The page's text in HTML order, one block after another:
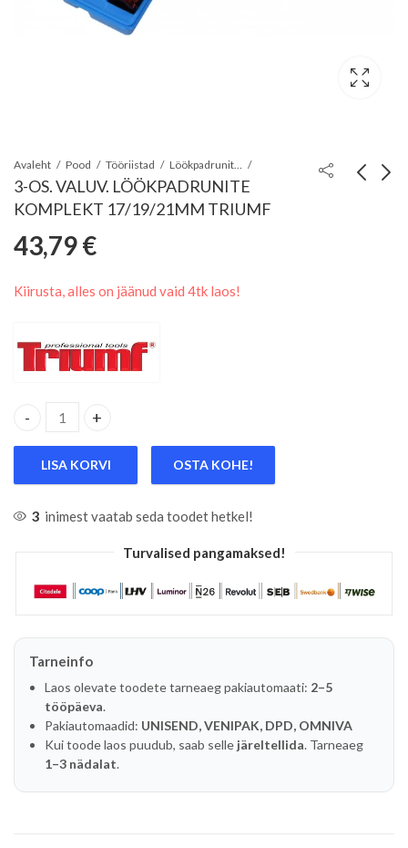
Avaleht Pood Tööriistad
3-OS. VALUV. LÖÖKPADRUNITE
KOMPLEKT 17/19/21MM TRIUMF
43,79€
Kiirusta, alles on jäänud vaid 4tk laos!
3-OS. VALUV. LÖÖKPADRUNITE KOMPLEKT 17/19/21MM
LISA KORVI OSTA KOHE!
3 inimest vaatab seda toodet hetkel!
Turvalised pangamaksed!
Tarneinfo
Laos olevate toodete tarneaeg pakiautomaati: 2–5
tööpäeva.
Pakiautomaadid: UNISEND, VENIPAK, DPD, OMNIVA
Kui toode laos puudub, saab selle järeltellida. Tarneaeg
1–3 nädalat.